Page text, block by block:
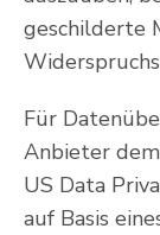
geschilderte
Für
Anbieter
US Data
auf Basis